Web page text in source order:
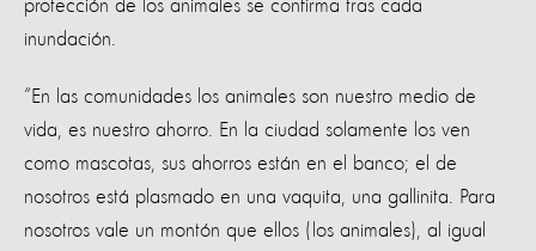
protección de los animales se confirma tras cada
inundación.
“En las comunidades los animales son nuestro medio de
vida, es nuestro ahorro. En la ciudad solamente los ven
como mascotas, sus ahorros están en el banco; el de
nosotros está plasmado en una vaquita, una gallinita. Para
nosotros vale un montón que ellos (los animales), al igual